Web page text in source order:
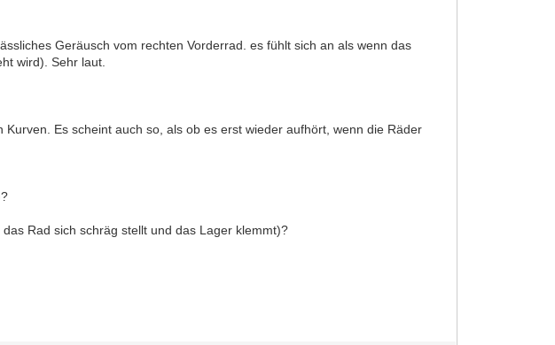
Geräusch vom rechten Vorderrad. es fühlt sich an als wenn das
wird). Sehr laut.
Es scheint auch so, als ob es erst wieder aufhört, wenn die Räder
Rad sich schräg stellt und das Lager klemmt)?